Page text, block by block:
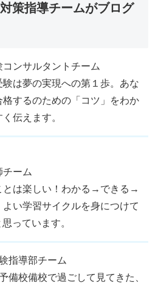
策指導チームがブログ
ンサルタントチーム
験は夢の実現への第１歩。あな
格するのための「コツ」をわか
く伝えます。
ーム
とは楽しい！わかる→できる→
よい学習サイクルを身につけて
っています。
指導部チーム
備校備校で過ごして見てきた、